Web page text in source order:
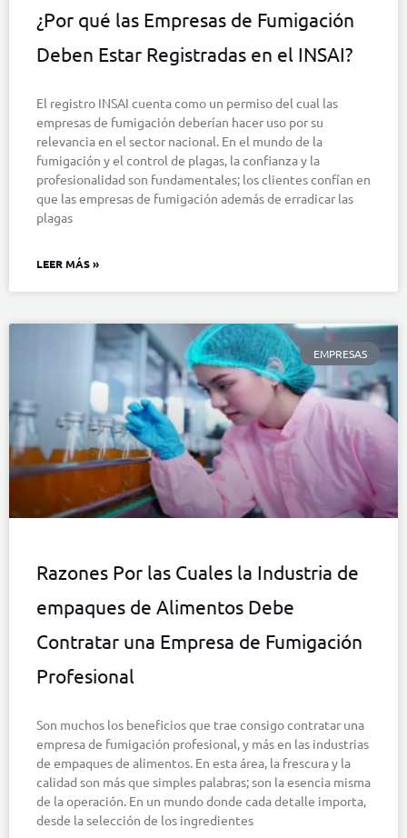
¿Por qué las Empresas de Fumigación
Deben Estar Registradas en el INSAI?
El registro INSAI cuenta como un permiso del cual las
empresas de fumigación deberían hacer uso por su
relevancia en el sector nacional. En el mundo de la
fumigación y el control de plagas, la confianza y la
profesionalidad son fundamentales; los clientes confían en
que las empresas de fumigación además de erradicar las
plagas
LEER MÁS »
EMPRESAS
Razones Por las Cuales la Industria de
empaques de Alimentos Debe
Contratar una Empresa de Fumigación
Profesional
Son muchos los beneficios que trae consigo contratar una
empresa de fumigación profesional, y más en las industrias
de empaques de alimentos. En esta área, la frescura y la
calidad son más que simples palabras; son la esencia misma
de la operación. En un mundo donde cada detalle importa,
desde la selección de los ingredientes